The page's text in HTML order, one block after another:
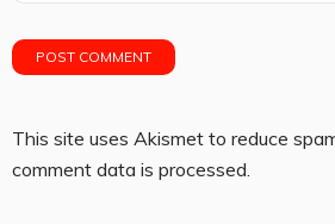
This site uses Akismet to reduce
comment data is processed.